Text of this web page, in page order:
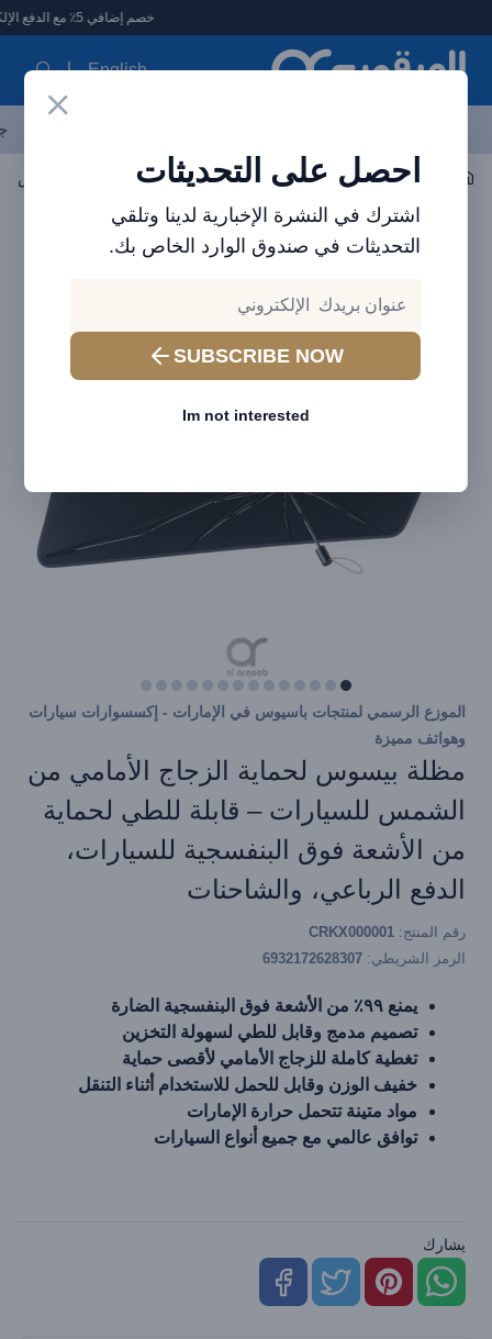
العرقوب - متجر الإلكترونيات في الإمارات
خصم إضافي 5٪ مع الدفع الإلكتروني
English
احصل على التحديثات
اشترك في النشرة الإخبارية لدينا وتلقي
التحديثات في صندوق الوارد الخاص بك.
SUBSCRIBE NOW
Im not interested
اكسسوارات السيارات اكسسوارات السيارات
الموزع الرسمي لمنتجات باسيوس في الإمارات - إكسسوارات سيارات
وهواتف مميزة
مظلة بيسوس لحماية الزجاج الأمامي من
الشمس للسيارات – قابلة للطي لحماية
من الأشعة فوق البنفسجية للسيارات،
الدفع الرباعي، والشاحنات
رقم المنتج: CRKX000001
الرمز الشريطي: 6932172628307
يمنع ٩٩٪ من الأشعة فوق البنفسجية الضارة
تصميم مدمج وقابل للطي لسهولة التخزين
تغطية كاملة للزجاج الأمامي لأقصى حماية
خفيف الوزن وقابل للحمل للاستخدام أثناء التنقل
مواد متينة تتحمل حرارة الإمارات
توافق عالمي مع جميع أنواع السيارات
يشارك